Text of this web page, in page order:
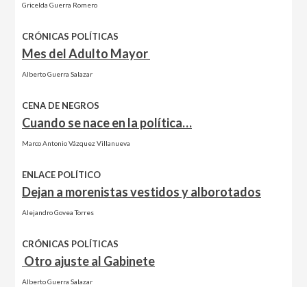
Gricelda Guerra Romero
CRÓNICAS POLÍTICAS
Mes del Adulto Mayor
Alberto Guerra Salazar
CENA DE NEGROS
Cuando se nace en la política…
Marco Antonio Vázquez Villanueva
ENLACE POLÍTICO
Dejan a morenistas vestidos y alborotados
Alejandro Govea Torres
CRÓNICAS POLÍTICAS
Otro ajuste al Gabinete
Alberto Guerra Salazar